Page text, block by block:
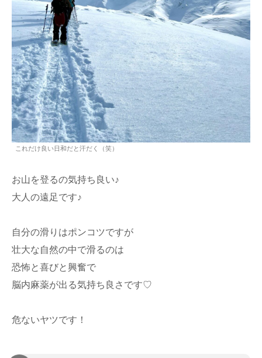
これだけ良い日和だと汗だく（笑）
お山を登るの気持ち良い♪
大人の遠足です♪
自分の滑りはポンコツですが
壮大な自然の中で滑るのは
恐怖と喜びと興奮で
脳内麻薬が出る気持ち良さです♡
危ないヤツです！